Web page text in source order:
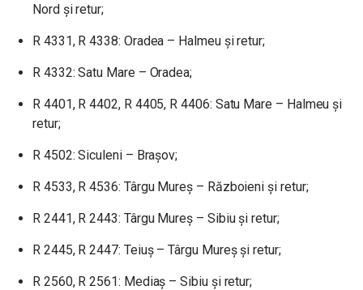
Nord și retur;
R 4331, R 4338: Oradea – Halmeu și retur;
R 4332: Satu Mare – Oradea;
R 4401, R 4402, R 4405, R 4406: Satu Mare – Halmeu și
retur;
R 4502: Siculeni – Brașov;
R 4533, R 4536: Târgu Mureș – Războieni și retur;
R 2441, R 2443: Târgu Mureș – Sibiu și retur;
R 2445, R 2447: Teiuș – Târgu Mureș și retur;
R 2560, R 2561: Mediaș – Sibiu și retur;